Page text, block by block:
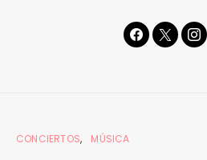
CONCIERTOS MÚSICA